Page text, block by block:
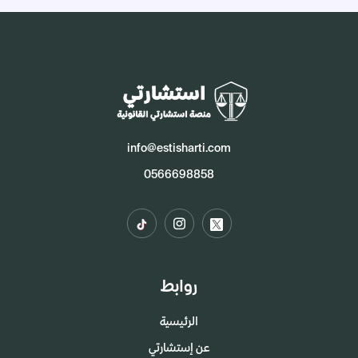
info@estisharti.com
0566698858
روابط
الرئيسية
عن إستشارتي